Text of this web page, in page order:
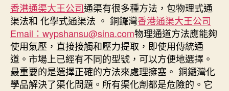
香港通渠大王公司通渠有很多種方法，包物理式通
渠法和 化學式通渠法 。 銅鑼灣香港通渠大王公司
Email：wypshansu@sina.com物理通道方法應能夠
使用氣壓，直接接觸和壓力提取，即使用傳統通
道。市場上已經有不同的型號，可以方便地選擇。
最重要的是選擇正確的方法來處理擁塞。 銅鑼灣化
學品解決了渠化問題。所有渠化劑都是危險的。它